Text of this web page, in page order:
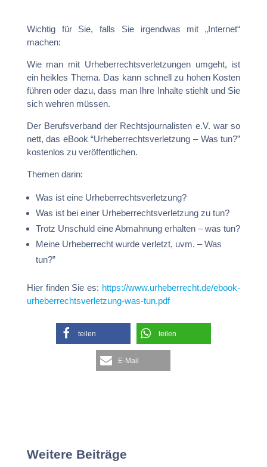
Wichtig für Sie, falls Sie irgendwas mit „Internet“
machen:
Wie man mit Urheberrechtsverletzungen umgeht, ist
ein heikles Thema. Das kann schnell zu hohen Kosten
führen oder dazu, dass man Ihre Inhalte stiehlt und Sie
sich wehren müssen.
Der Berufsverband der Rechtsjournalisten e.V. war so
nett, das eBook “Urheberrechtsverletzung – Was tun?”
kostenlos zu veröffentlichen.
Themen darin:
Was ist eine Urheberrechtsverletzung?
Was ist bei einer Urheberrechtsverletzung zu tun?
Trotz Unschuld eine Abmahnung erhalten – was tun?
Meine Urheberrecht wurde verletzt, uvm. – Was
tun?”
Hier finden Sie es: https://www.urheberrecht.de/ebook-
urheberrechtsverletzung-was-tun.pdf
teilen teilen
E-Mail
Weitere Beiträge